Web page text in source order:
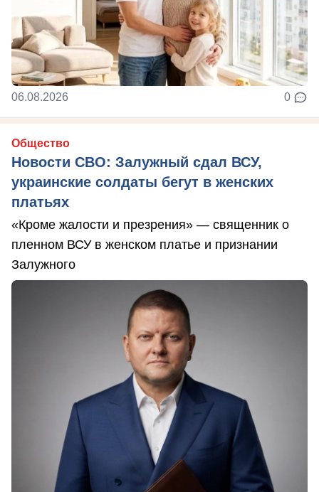
06.08.2026 0
Общество
Новости СВО: Залужный сдал ВСУ,
украинские солдаты бегут в женских
платьях
«Кроме жалости и презрения» — священник о
пленном ВСУ в женском платье и признании
Залужного